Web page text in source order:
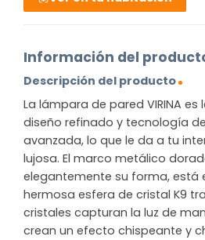
Información del
Descripción del producto
La lámpara de pared VIRINA
diseño refinado y tecnología
avanzada, lo que le da a tu
lujosa. El marco metálico
elegantemente su forma, está
hermosa esfera de cristal K9
cristales capturan la luz de
crean un efecto chispeante y